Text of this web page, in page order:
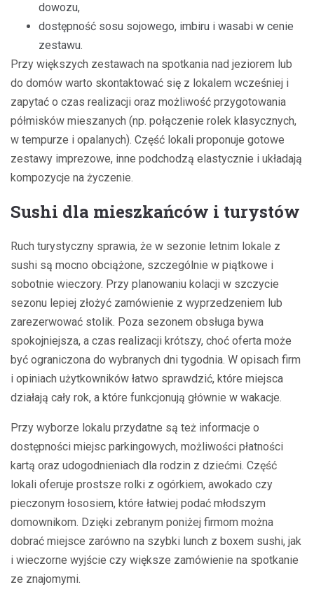
dowozu,
dostępność sosu sojowego, imbiru i wasabi w cenie
zestawu.
Przy większych zestawach na spotkania nad jeziorem lub
do domów warto skontaktować się z lokalem wcześniej i
zapytać o czas realizacji oraz możliwość przygotowania
półmisków mieszanych (np. połączenie rolek klasycznych,
w tempurze i opalanych). Część lokali proponuje gotowe
zestawy imprezowe, inne podchodzą elastycznie i układają
kompozycje na życzenie.
Sushi dla mieszkańców i turystów
Ruch turystyczny sprawia, że w sezonie letnim lokale z
sushi są mocno obciążone, szczególnie w piątkowe i
sobotnie wieczory. Przy planowaniu kolacji w szczycie
sezonu lepiej złożyć zamówienie z wyprzedzeniem lub
zarezerwować stolik. Poza sezonem obsługa bywa
spokojniejsza, a czas realizacji krótszy, choć oferta może
być ograniczona do wybranych dni tygodnia. W opisach firm
i opiniach użytkowników łatwo sprawdzić, które miejsca
działają cały rok, a które funkcjonują głównie w wakacje.
Przy wyborze lokalu przydatne są też informacje o
dostępności miejsc parkingowych, możliwości płatności
kartą oraz udogodnieniach dla rodzin z dziećmi. Część
lokali oferuje prostsze rolki z ogórkiem, awokado czy
pieczonym łososiem, które łatwiej podać młodszym
domownikom. Dzięki zebranym poniżej firmom można
dobrać miejsce zarówno na szybki lunch z boxem sushi, jak
i wieczorne wyjście czy większe zamówienie na spotkanie
ze znajomymi.